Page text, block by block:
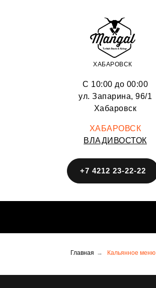
ХАБАРОВСК
С 10:00 до 00:00
ул. ​Запарина, 96/1
Хабаровск
ХАБАРОВСК
ВЛАДИВОСТОК
+7 4212 23-22-22
Главная → Кальянное меню